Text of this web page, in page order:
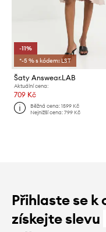
-11%
*-5 % s kódem: LST
Šaty Answear.LAB
Aktuální cena:
709 Kč
Běžná cena:1599 Kč
Nejnižší cena:799 Kč
Přihlaste se k
získejte slevu